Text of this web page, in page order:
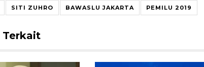
SITI ZUHRO BAWASLU JAKARTA PEMILU 2019
Terkait